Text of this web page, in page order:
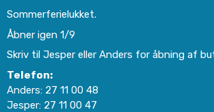
Sommerferielukket.
Åbner igen 1/9
Skriv til Jesper eller Anders for åbning af
Telefon:
Anders: 27 11 00 48
Jesper: 27 11 00 47